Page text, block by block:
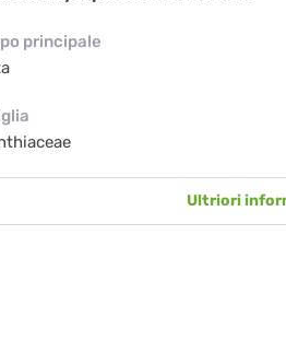
principale
Ultriori